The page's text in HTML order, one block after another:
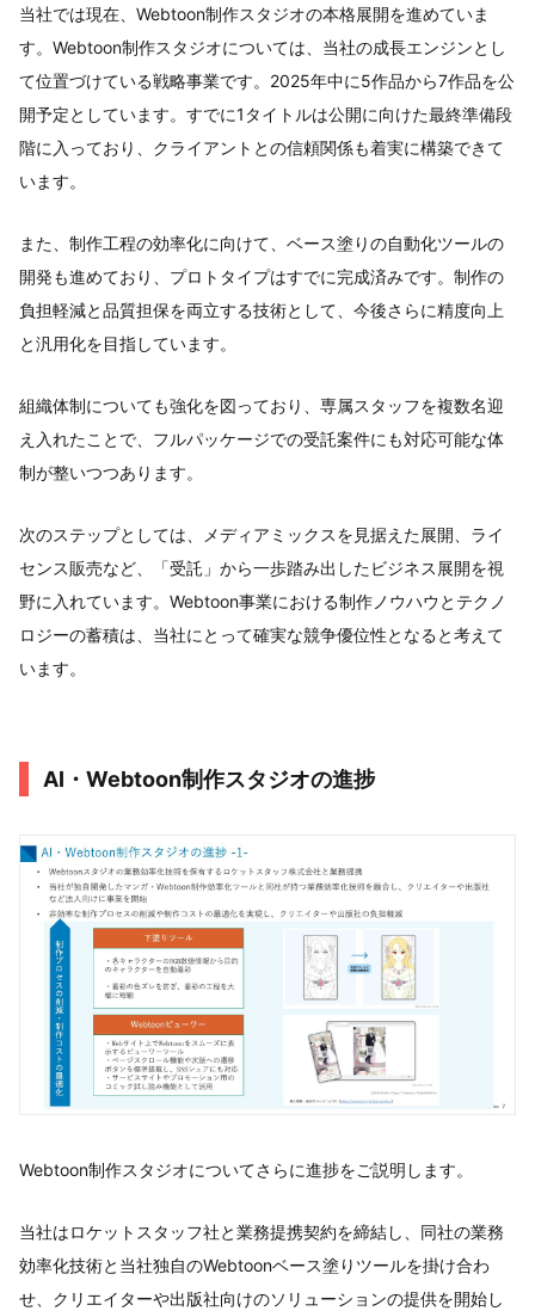
当社では現在、Webtoon制作スタジオの本格展開を進めていま
す。Webtoon制作スタジオについては、当社の成長エンジンとし
て位置づけている戦略事業です。2025年中に5作品から7作品を公
開予定としています。すでに1タイトルは公開に向けた最終準備段
階に入っており、クライアントとの信頼関係も着実に構築できて
います。
また、制作工程の効率化に向けて、ベース塗りの自動化ツールの
開発も進めており、プロトタイプはすでに完成済みです。制作の
負担軽減と品質担保を両立する技術として、今後さらに精度向上
と汎用化を目指しています。
組織体制についても強化を図っており、専属スタッフを複数名迎
え入れたことで、フルパッケージでの受託案件にも対応可能な体
制が整いつつあります。
次のステップとしては、メディアミックスを見据えた展開、ライ
センス販売など、「受託」から一歩踏み出したビジネス展開を視
野に入れています。Webtoon事業における制作ノウハウとテクノ
ロジーの蓄積は、当社にとって確実な競争優位性となると考えて
います。
AI・Webtoon制作スタジオの進捗
Webtoon制作スタジオについてさらに進捗をご説明します。
当社はロケットスタッフ社と業務提携契約を締結し、同社の業務
効率化技術と当社独自のWebtoonベース塗りツールを掛け合わ
せ、クリエイターや出版社向けのソリューションの提供を開始し